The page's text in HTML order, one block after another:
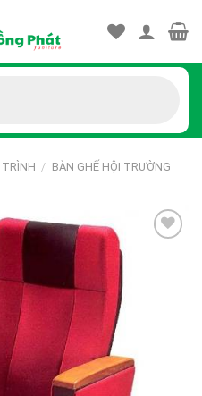
/ BÀN GHẾ HỘI TRƯỜNG
Thêm